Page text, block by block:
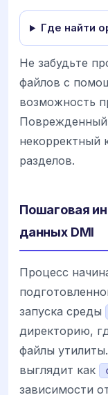
Где найти
Не забудьте
файлов с
возможность
некорректный
разделов.
Пошаговая
данных DMI
Процесс
запуска среды
директорию,
файлы
выглядит как
зависимости